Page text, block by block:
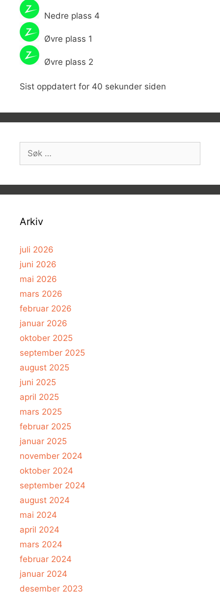
Nedre plass 4
Øvre plass 1
Øvre plass 2
Sist oppdatert for 40 sekunder siden
etter:
Arkiv
juli 2026
juni 2026
mai 2026
mars 2026
februar 2026
januar 2026
oktober 2025
september 2025
august 2025
juni 2025
april 2025
mars 2025
februar 2025
januar 2025
november 2024
oktober 2024
september 2024
august 2024
mai 2024
april 2024
mars 2024
februar 2024
januar 2024
desember 2023